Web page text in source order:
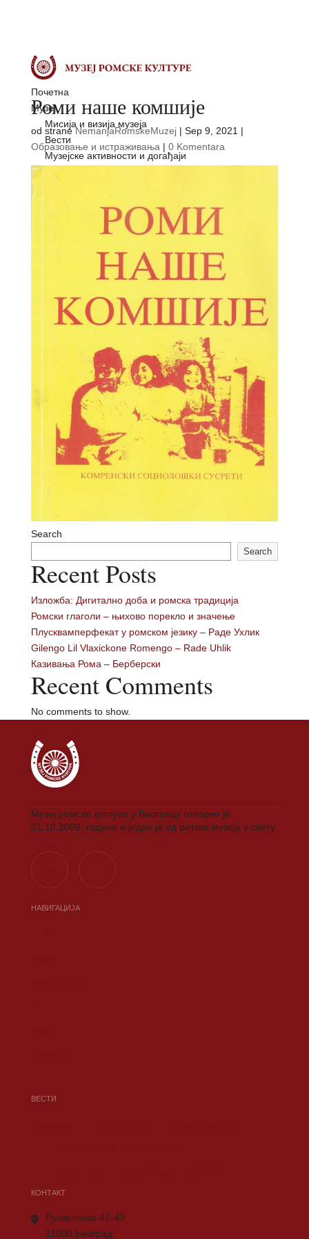
Почетна
Музеј
Мисија и визија музеја
Вести
Музејске активности и догађаји
Learning Hub
Историја
Насељавање Рома у Европи и свету
Роми кроз векове
Почеци самоорганизовања Рома
Језик
Први текстови на ромском језику
Ромски дијалекти
Национални симболи
Материјална култура
Нематеријална култура
Контакт
Izaberite stranicu
Роми наше комшије
od straneNemanjaRomskeMuzej| Sep 9, 2021 |
Образовање и истраживања | 0 Komentara
Search
Search
Recent Posts
Изложба: Дигитално доба и ромска традиција
Ромски глаголи – њихово порекло и значење
Плусквамперфекат у ромском језику – Раде Ухлик
Gilengo Lil Vlaxickone Romengo – Rade Uhlik
Казивања Рома – Берберски
Recent Comments
No comments to show.
Музеј ромске културе у Београду отворен је
21.10.2009. године и један је од ретких музеја у свету.
НАВИГАЦИЈА
ВЕСТИ
КОНТАКТ
Рузвелтова 41-43
11000 Београд